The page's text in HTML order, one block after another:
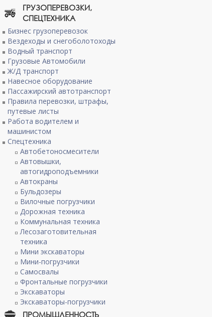
ГРУЗОПЕРЕВОЗКИ,
СПЕЦТЕХНИКА
Бизнес грузоперевозок
Вездеходы и снегоболотоходы
Водный транспорт
Грузовые Автомобили
Ж/Д транспорт
Навесное оборудование
Пассажирский автотранспорт
Правила перевозки, штрафы,
путевые листы
Работа водителем и
машинистом
Спецтехника
Автобетоносмесители
Автовышки,
автогидроподъемники
Автокраны
Бульдозеры
Вилочные погрузчики
Дорожная техника
Коммунальная техника
Лесозаготовительная
техника
Мини экскаваторы
Мини-погрузчики
Самосвалы
Фронтальные погрузчики
Экскаваторы
Экскаваторы-погрузчики
ПРОМЫШЛЕННОСТЬ